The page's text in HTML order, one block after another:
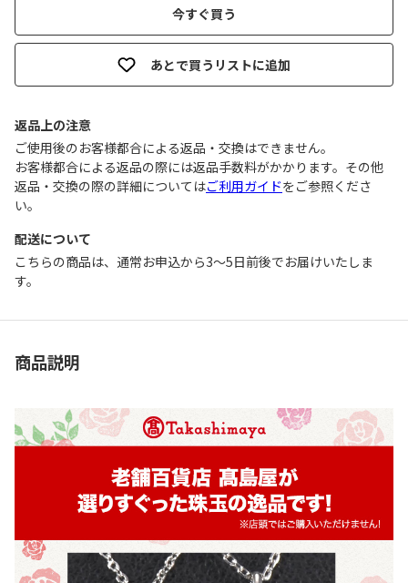
今すぐ買う
あとで買うリストに追加
返品上の注意
ご使用後のお客様都合による返品・交換はできません｡
お客様都合による返品の際には返品手数料がかかります。その他
返品・交換の際の詳細についてはご利用ガイドをご参照くださ
い。
配送について
こちらの商品は、通常お申込から3～5日前後でお届けいたしま
す。
商品説明